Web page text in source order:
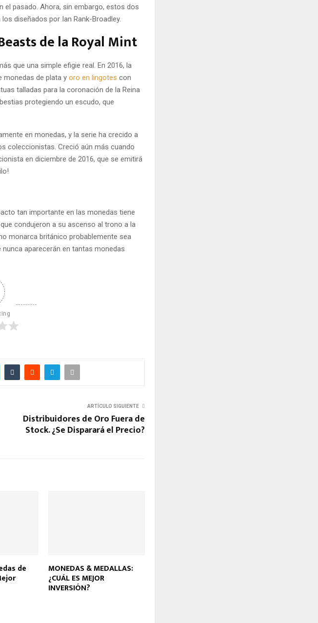
el pasado. Ahora, sin embargo, estos dos
diseñados por Ian Rank-Broadley.
de la Royal Mint
que una simple efigie real. En 2016, la
monedas de plata y oro en lingotes con
talladas para la coronación de la Reina
protegiendo un escudo, que
en monedas, y la serie ha crecido a
coleccionistas. Creció aún más cuando
en diciembre de 2016, que se emitirá
tan importante en las monedas tiene
condujeron a su ascenso al trono a la
monarca británico probablemente sea
aparecerán en tantas monedas
ARTÍCULO SIGUIENTE
Distribuidores de Oro Fuera de
Stock. ¿Se Disparará el Precio?
de MONEDAS & MEDALLAS:
¿CUÁL ES MEJOR
INVERSIÓN?